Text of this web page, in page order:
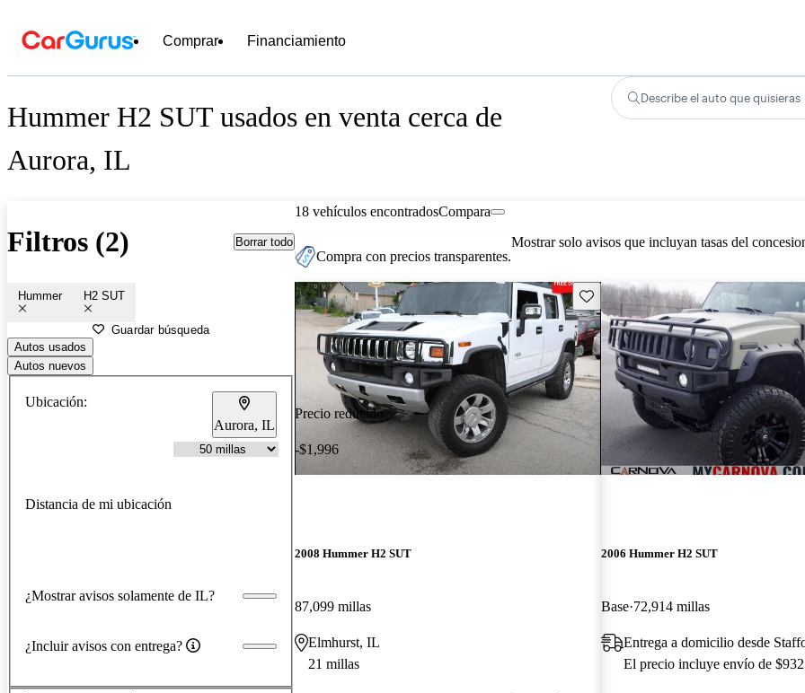
Comprar Financiamiento
Hummer H2 SUT usados en venta cerca de
Aurora, IL
Describe el auto que quisieras
Filtros (2) Borrar todo
Hummer H2 SUT
Guardar búsqueda
Autos usados
Autos nuevos
Ubicación:
Aurora, IL
Distancia de mi ubicación
¿Mostrar avisos solamente de IL?
¿Incluir avisos con entrega?
18 vehículos encontradosCompara
Compra con precios transparentes.
Mostrar solo avisos que incluyan tasas del
Precio reducido
-$1,996
Guarda este Aviso
2008 Hummer H2 SUT
87,099 millas
Elmhurst, IL
21 millas
2006 Hummer H2 SUT
Base 72,914 millas
Entrega a domicilio desde
El precio incluye envío de $932